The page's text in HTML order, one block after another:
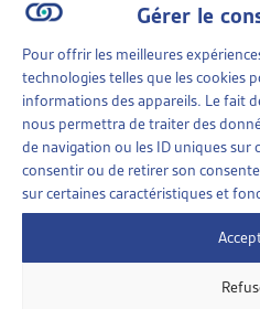
Gérer le
Pour offrir les meilleures
technologies telles que les cookies
informations des appareils. Le fait
nous permettra de traiter des
de navigation ou les ID uniques sur
consentir ou de retirer son
sur certaines caractéristiques et
Vous trouverez dans ce
Synthèse des travaux
Liste des objets traités sur le
Conséquences des
Etat de l’aide sociale
Imposition de l’aide
Interdire le recours à
qui arrivent en Suisse
Jeunes adultes à l’aide